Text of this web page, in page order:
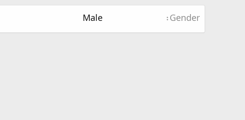
Gender
Male